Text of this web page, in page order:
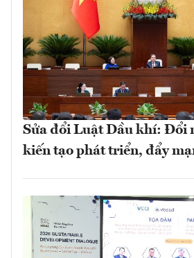
Sửa đổi Luật Dầu khí: Đổi
kiến tạo phát triển, đẩy